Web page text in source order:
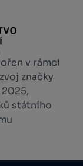
v rámci
značky
státního